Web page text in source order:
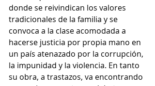
donde se reivindican los valores
tradicionales de la familia y se
convoca a la clase acomodada a
hacerse justicia por propia mano en
un país atenazado por la corrupción,
la impunidad y la violencia. En tanto
su obra, a trastazos, va encontrando